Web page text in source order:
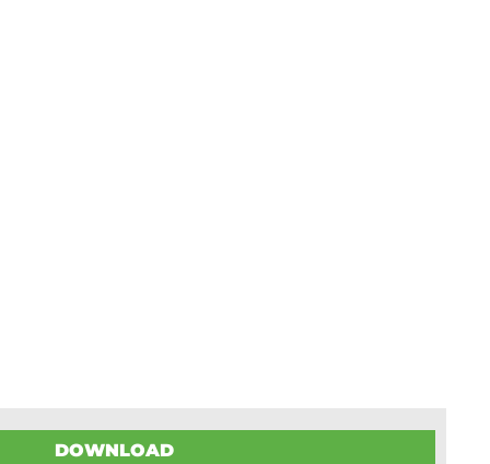
DOWNLOAD